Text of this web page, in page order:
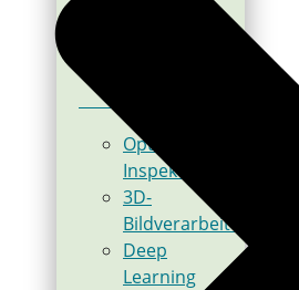
Optische
Inspektion
3D-
Bildverarbeitung
Deep
Learning